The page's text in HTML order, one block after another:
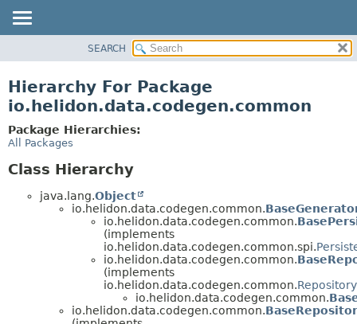
PACKAGE
USE
TREE
SEARCH
Hierarchy For Package
io.helidon.data.codegen.common
Package Hierarchies:
All Packages
Class Hierarchy
java.lang.Object
io.helidon.data.codegen.common.
io.helidon.data.codegen.common.
(implements
io.helidon.data.codegen.common.spi.
io.helidon.data.codegen.common.
(implements
io.helidon.data.codegen.common.
io.helidon.data.codegen.common.
io.helidon.data.codegen.common.